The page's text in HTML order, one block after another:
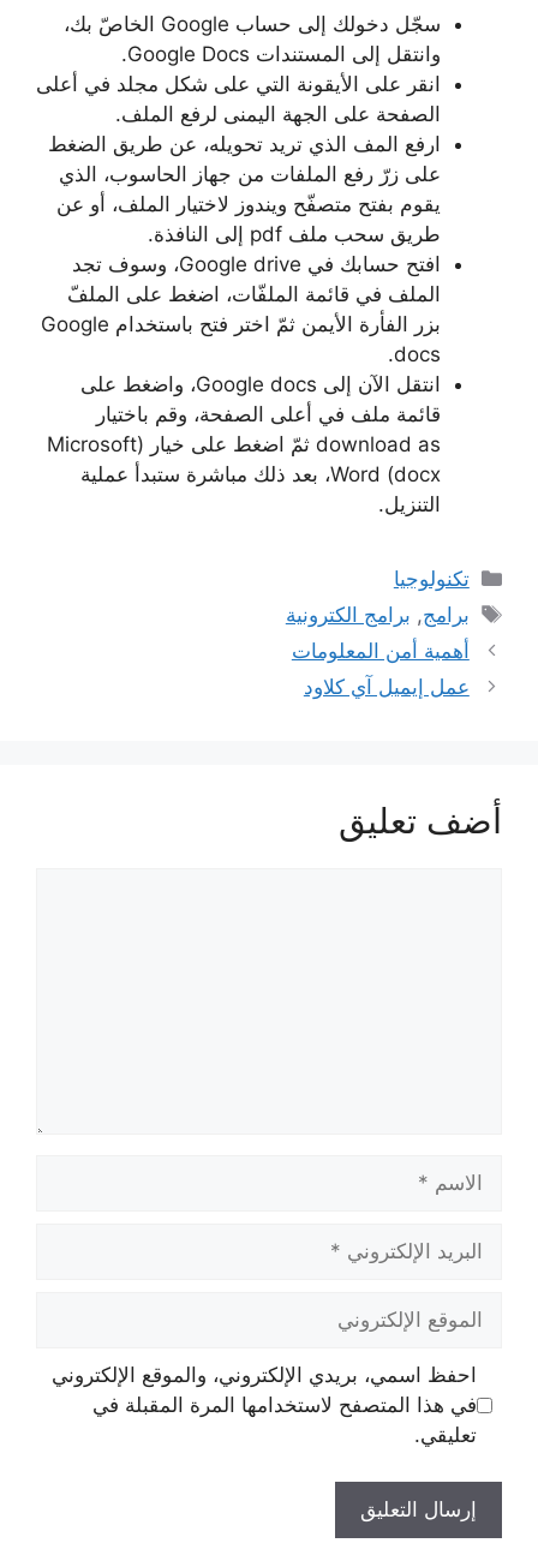
سجّل دخولك إلى حساب Google الخاصّ بك،
وانتقل إلى المستندات Google Docs.
انقر على الأيقونة التي على شكل مجلد في أعلى
الصفحة على الجهة اليمنى لرفع الملف.
ارفع المف الذي تريد تحويله، عن طريق الضغط
على زرّ رفع الملفات من جهاز الحاسوب، الذي
يقوم بفتح متصفّح ويندوز لاختيار الملف، أو عن
طريق سحب ملف pdf إلى النافذة.
افتح حسابك في Google drive، وسوف تجد
الملف في قائمة الملفّات، اضغط على الملفّ
بزر الفأرة الأيمن ثمّ اختر فتح باستخدام Google
docs.
انتقل الآن إلى Google docs، واضغط على
قائمة ملف في أعلى الصفحة، وقم باختيار
download as ثمّ اضغط على خيار (Microsoft
Word (docx، بعد ذلك مباشرة ستبدأ عملية
التنزيل.
التصنيفات
تكنولوجيا
الوسوم
برامج, برامج الكترونية
أهمية أمن المعلومات
عمل إيميل آي كلاود
أضف تعليق
الاسم
البريد
الإلكتروني
الموقع
الإلكتروني
احفظ اسمي، بريدي الإلكتروني، والموقع الإلكتروني
في هذا المتصفح لاستخدامها المرة المقبلة في
تعليقي.